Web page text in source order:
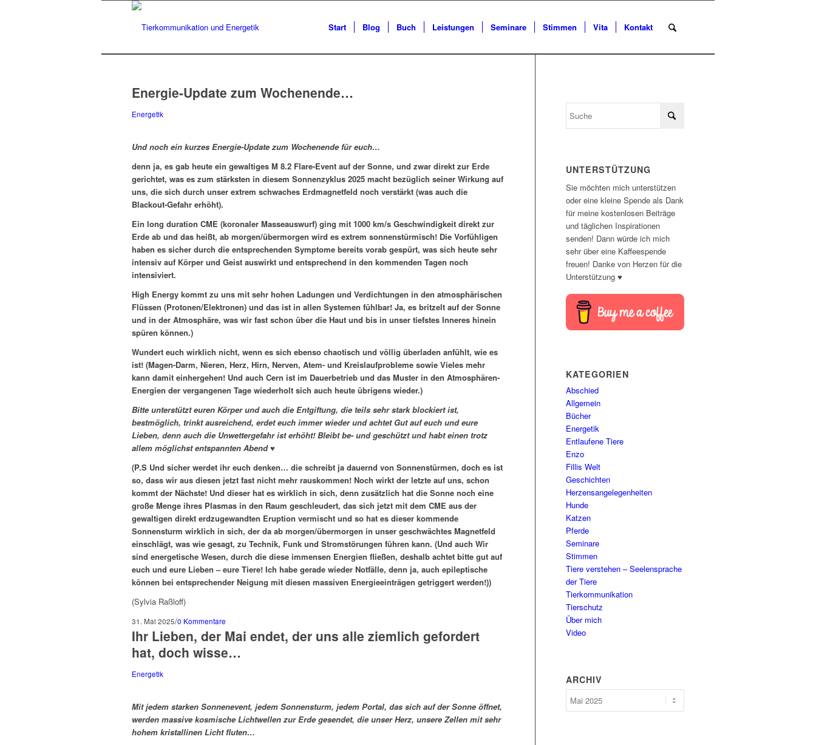
Start Blog Buch Leistungen Seminare Stimmen Vita Kontakt
Energie-Update zum Wochenende…
Energetik
Und noch ein kurzes Energie-Update zum Wochenende für euch…
denn ja, es gab heute ein gewaltiges M 8.2 Flare-Event auf der Sonne, und zwar direkt zur Erde
gerichtet, was es zum stärksten in diesem Sonnenzyklus 2025 macht bezüglich seiner Wirkung auf
uns, die sich durch unser extrem schwaches Erdmagnetfeld noch verstärkt (was auch die
Blackout-Gefahr erhöht).
Ein long duration CME (koronaler Masseauswurf) ging mit 1000 km/s Geschwindigkeit direkt zur
Erde ab und das heißt, ab morgen/übermorgen wird es extrem sonnenstürmisch! Die Vorfühligen
haben es sicher durch die entsprechenden Symptome bereits vorab gespürt, was sich heute sehr
intensiv auf Körper und Geist auswirkt und entsprechend in den kommenden Tagen noch
intensiviert.
High Energy kommt zu uns mit sehr hohen Ladungen und Verdichtungen in den atmosphärischen
Flüssen (Protonen/Elektronen) und das ist in allen Systemen fühlbar! Ja, es britzelt auf der Sonne
und in der Atmosphäre, was wir fast schon über die Haut und bis in unser tiefstes Inneres hinein
spüren können.)
Wundert euch wirklich nicht, wenn es sich ebenso chaotisch und völlig überladen anfühlt, wie es
ist! (Magen-Darm, Nieren, Herz, Hirn, Nerven, Atem- und Kreislaufprobleme sowie Vieles mehr
kann damit einhergehen! Und auch Cern ist im Dauerbetrieb und das Muster in den Atmosphären-
Energien der vergangenen Tage wiederholt sich auch heute übrigens wieder.)
Bitte unterstützt euren Körper und auch die Entgiftung, die teils sehr stark blockiert ist,
bestmöglich, trinkt ausreichend, erdet euch immer wieder und achtet Gut auf euch und eure
Lieben, denn auch die Unwettergefahr ist erhöht! Bleibt be- und geschützt und habt einen trotz
allem möglichst entspannten Abend ♥
(P.S Und sicher werdet ihr euch denken… die schreibt ja dauernd von Sonnenstürmen, doch es ist
so, dass wir aus diesen jetzt fast nicht mehr rauskommen! Noch wirkt der letzte auf uns, schon
kommt der Nächste! Und dieser hat es wirklich in sich, denn zusätzlich hat die Sonne noch eine
große Menge ihres Plasmas in den Raum geschleudert, das sich jetzt mit dem CME aus der
gewaltigen direkt erdzugewandten Eruption vermischt und so hat es dieser kommende
Sonnensturm wirklich in sich, der da ab morgen/übermorgen in unser geschwächtes Magnetfeld
einschlägt, was wie gesagt, zu Technik, Funk und Stromstörungen führen kann. (Und auch Wir
sind energetische Wesen, durch die diese immensen Energien fließen, deshalb achtet bitte gut auf
euch und eure Lieben – eure Tiere! Ich habe gerade wieder Notfälle, denn ja, auch epileptische
können bei entsprechender Neigung mit diesen massiven Energieeinträgen getriggert werden!))
(Sylvia Raßloff)
31. Mai 2025/0 Kommentare
Ihr Lieben, der Mai endet, der uns alle ziemlich gefordert
hat, doch wisse…
Energetik
Mit jedem starken Sonnenevent, jedem Sonnensturm, jedem Portal, das sich auf der Sonne öffnet,
werden massive kosmische Lichtwellen zur Erde gesendet, die unser Herz, unsere Zellen mit sehr
hohem kristallinen Licht fluten…
UNTERSTÜTZUNG
Sie möchten mich unterstützen
oder eine kleine Spende als Dank
für meine kostenlosen Beiträge
und täglichen Inspirationen
senden! Dann würde ich mich
sehr über eine Kaffeespende
freuen! Danke von Herzen für die
Unterstützung ♥
KATEGORIEN
Abschied
Allgemein
Bücher
Energetik
Entlaufene Tiere
Enzo
Fillis Welt
Geschichten
Herzensangelegenheiten
Hunde
Katzen
Pferde
Seminare
Stimmen
Tiere verstehen – Seelensprache
der Tiere
Tierkommunikation
Tierschutz
Über mich
Video
ARCHIV